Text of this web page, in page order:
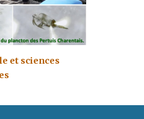
et sciences